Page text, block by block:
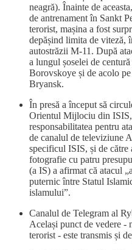
neagră). Înainte de
de antrenament în Sankt
terorist, mașina a fost
depășind limita de viteză,
autostrăzii M-11. După
a lungul șoselei de
Borovskoye și de acolo
Bryansk.
În presă a început să
Orientul Mijlociu din ISIS,
responsabilitatea pentru
de canalul de televiziune
specificul ISIS, și de către
fotografie cu patru
(a IS) a afirmat că atacul
puternic între Statul
islamului”.
Canalul de Telegram al
Același punct de vedere -
terorist - este transmis și